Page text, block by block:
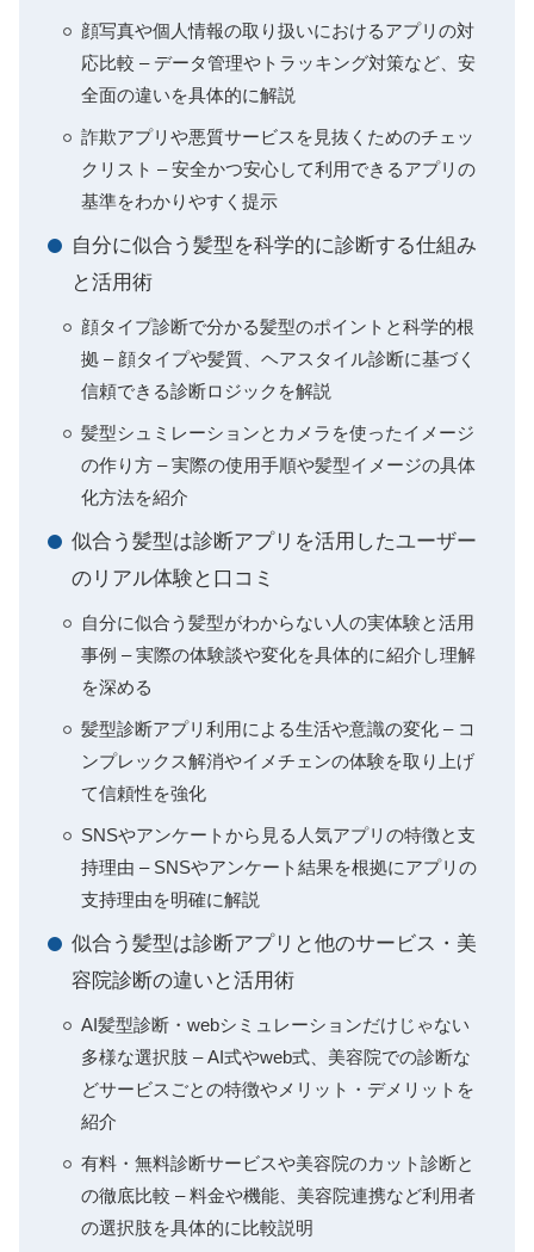
顔写真や個人情報の取り扱いにおけるアプリの対
応比較 – データ管理やトラッキング対策など、安
全面の違いを具体的に解説
詐欺アプリや悪質サービスを見抜くためのチェッ
クリスト – 安全かつ安心して利用できるアプリの
基準をわかりやすく提示
自分に似合う髪型を科学的に診断する仕組み
と活用術
顔タイプ診断で分かる髪型のポイントと科学的根
拠 – 顔タイプや髪質、ヘアスタイル診断に基づく
信頼できる診断ロジックを解説
髪型シュミレーションとカメラを使ったイメージ
の作り方 – 実際の使用手順や髪型イメージの具体
化方法を紹介
似合う髪型は診断アプリを活用したユーザー
のリアル体験と口コミ
自分に似合う髪型がわからない人の実体験と活用
事例 – 実際の体験談や変化を具体的に紹介し理解
を深める
髪型診断アプリ利用による生活や意識の変化 – コ
ンプレックス解消やイメチェンの体験を取り上げ
て信頼性を強化
SNSやアンケートから見る人気アプリの特徴と支
持理由 – SNSやアンケート結果を根拠にアプリの
支持理由を明確に解説
似合う髪型は診断アプリと他のサービス・美
容院診断の違いと活用術
AI髪型診断・webシミュレーションだけじゃない
多様な選択肢 – AI式やweb式、美容院での診断な
どサービスごとの特徴やメリット・デメリットを
紹介
有料・無料診断サービスや美容院のカット診断と
の徹底比較 – 料金や機能、美容院連携など利用者
の選択肢を具体的に比較説明